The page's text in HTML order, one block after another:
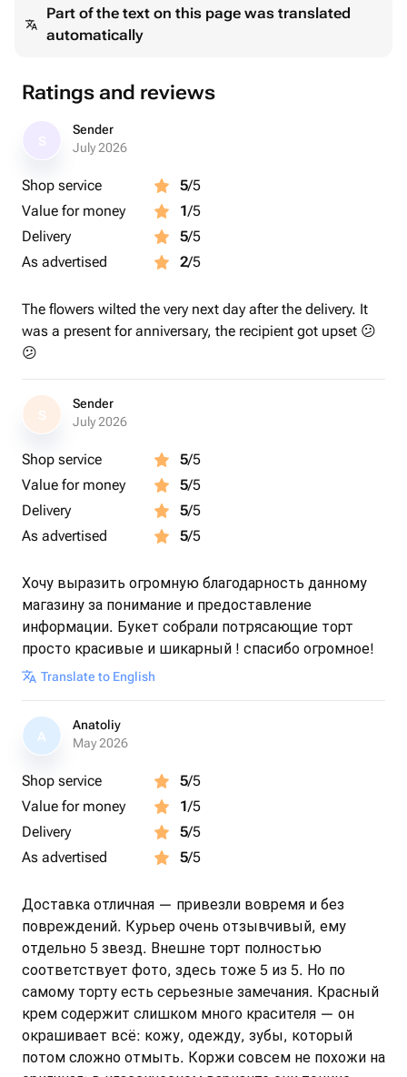
Part of the text on this page was translated
automatically
Ratings and reviews
Sender
July 2026
Shop service 5/5
Value for money
1/5
Delivery
5/5
As advertised
2/5
The flowers wilted the very next day after the delivery. It
was a present for anniversary, the recipient got upset 😕
😕
S
Sender
July 2026
Shop service 5/5
Value for money
5/5
Delivery
5/5
As advertised
5/5
Хочу выразить огромную благодарность данному
магазину за понимание и предоставление
информации. Букет собрали потрясающие торт
просто красивые и шикарный ! спасибо огромное!
Translate to English
A
Anatoliy
May 2026
Shop service 5/5
Value for money
1/5
Delivery
5/5
As advertised
5/5
Доставка отличная — привезли вовремя и без
повреждений. Курьер очень отзывчивый, ему
отдельно 5 звезд. Внешне торт полностью
соответствует фото, здесь тоже 5 из 5. Но по
самому торту есть серьезные замечания. Красный
крем содержит слишком много красителя — он
окрашивает всё: кожу, одежду, зубы, который
потом сложно отмыть. Коржи совсем не похожи на